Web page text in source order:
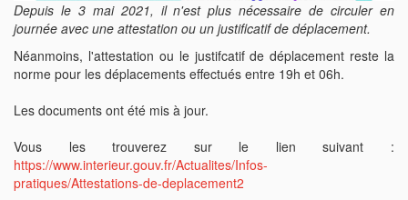
Depuis le 3 mai 2021, il n'est plus nécessaire de circuler en
journée avec une attestation ou un justificatif de déplacement.
Néanmoins, l'attestation ou le justifcatif de déplacement reste la
norme pour les déplacements effectués entre 19h et 06h.
Les documents ont été mis à jour.
Vous les trouverez sur le lien suivant :
https://www.interieur.gouv.fr/Actualites/Infos-
pratiques/Attestations-de-deplacement2